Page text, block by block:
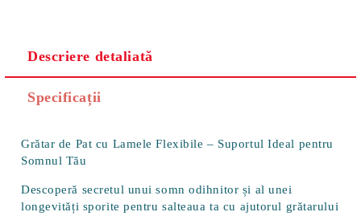
Descriere detaliată
Specificații
Grătar de Pat cu Lamele Flexibile – Suportul Ideal pentru
Somnul Tău
Descoperă secretul unui somn odihnitor și al unei
longevități sporite pentru salteaua ta cu ajutorul grătarului